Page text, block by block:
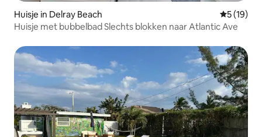
Huisje in Delray Beach
5 (19)
Huisje met bubbelbad Slechts blokken naar Atlantic Ave